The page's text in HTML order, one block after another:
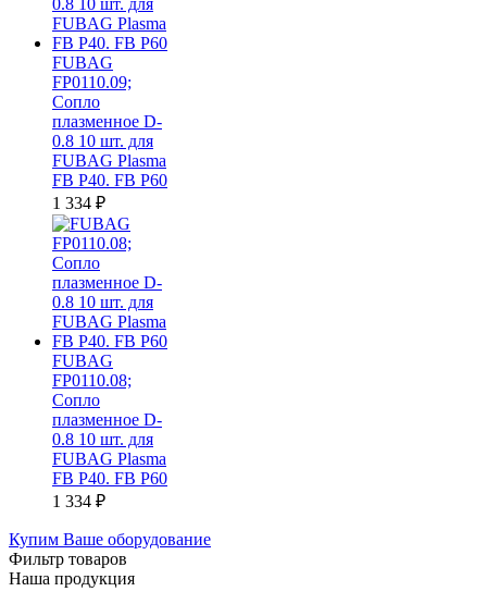
FUBAG
FP0110.09;
Сопло
плазменное D-
0.8 10 шт. для
FUBAG Plasma
FB P40. FB P60
1 334 ₽
FUBAG
FP0110.08;
Сопло
плазменное D-
0.8 10 шт. для
FUBAG Plasma
FB P40. FB P60
1 334 ₽
Купим Ваше оборудование
Фильтр товаров
Наша продукция